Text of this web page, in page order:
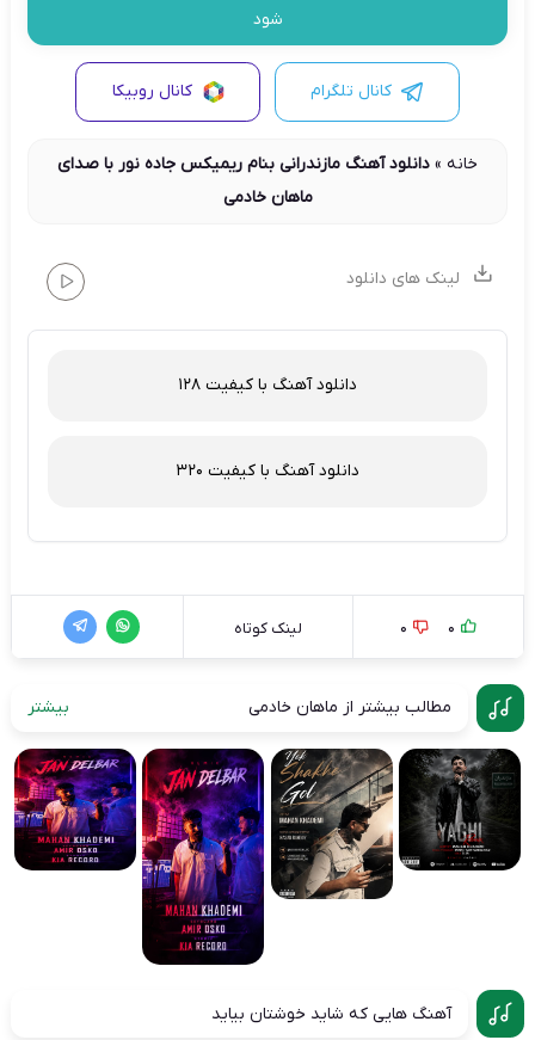
شود
کانال تلگرام کانال روبیکا
خانه » دانلود آهنگ مازندرانی بنام ریمیکس جاده نور با صدای
ماهان خادمی
لینک های دانلود
دانلود آهنگ با کیفیت 128
دانلود آهنگ با کیفیت 320
0
0 لینک کوتاه
مطالب بیشتر از ماهان خادمی بیشتر
آهنگ هایی که شاید خوشتان بیاید